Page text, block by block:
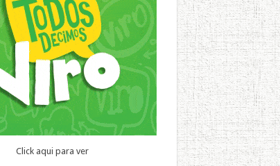
Click aqui para ver